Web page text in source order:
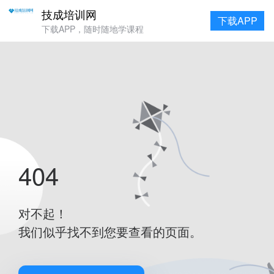
技成培训网
下载APP，随时随地学课程
下载APP
404
对不起！
我们似乎找不到您要查看的页面。